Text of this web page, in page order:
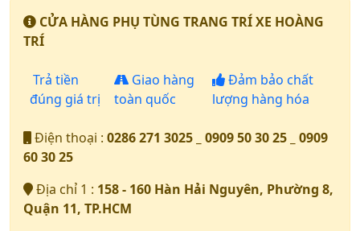
CỬA HÀNG PHỤ TÙNG TRANG TRÍ XE HOÀNG
TRÍ
Trả tiền
đúng giá trị
Giao hàng
toàn quốc
Đảm bảo chất
lượng hàng hóa
Điện thoại : 0286 271 3025 _ 0909 50 30 25 _ 0909
60 30 25
Địa chỉ 1 : 158 - 160 Hàn Hải Nguyên, Phường 8,
Quận 11, TP.HCM